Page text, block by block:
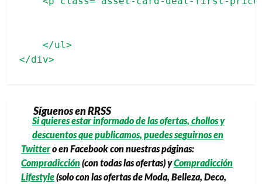
    </ul>
Síguenos en RRSS
Si quieres estar informado de las ofertas, chollos y
descuentos que publicamos, puedes seguirnos en
Twittero en Facebook con nuestras páginas:
Compradicción(con todas las ofertas) yCompradicción
Lifestyle(solo con las ofertas de Moda, Belleza, Deco,